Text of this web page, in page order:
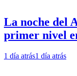
La noche del
primer nivel
1 día atrás1 día atrás